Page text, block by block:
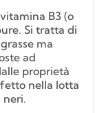
B3 (o
Si tratta di
ma
ad
proprietà
nella lotta